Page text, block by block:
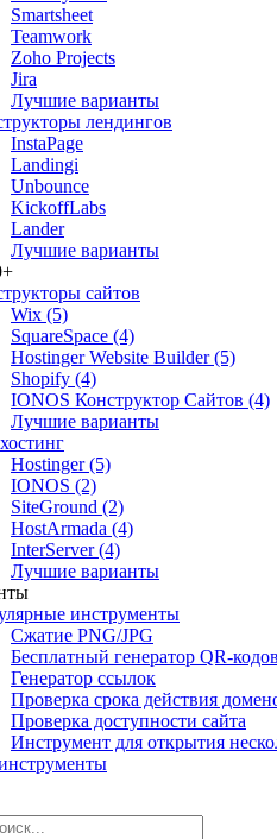
Smartsheet
Teamwork
Zoho Projects
Jira
Лучшие варианты
лендингов
InstaPage
Landingi
Unbounce
KickoffLabs
Lander
Лучшие варианты
сайтов
Wix (5)
SquareSpace (4)
Hostinger Website Builder(5)
Shopify (4)
IONOS Конструктор Сайтов (4)
Лучшие варианты
Hostinger(5)
IONOS (2)
SiteGround (2)
HostArmada (4)
InterServer(4)
Лучшие варианты
инструменты
Сжатие PNG/JPG
Бесплатный генератор QR-кодов
Генератор ссылок
Проверка срока действия
Проверка доступности сайта
Инструмент для открытия